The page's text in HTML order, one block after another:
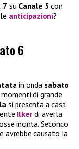
7 su Canale 5 con
anticipazioni?
6
in onda sabato
di grande
si presenta a casa
Ilker di averla
incinta. Secondo
avrebbe causato la